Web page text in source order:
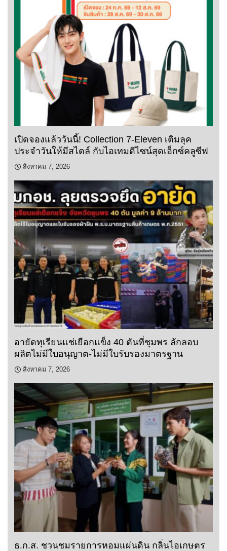
เปิดจองแล้ววันนี้! Collection 7-Eleven เติมลุค
ประจำวันให้มีสไตล์ กับไอเทมดีไซน์สุดเอ็กซ์คลูซีฟ
สิงหาคม 7, 2026
อายัดทุเรียนแช่เยือกแข็ง 40 ตันที่ชุมพร ลักลอบ
ผลิตไม่มีใบอนุญาต-ไม่มีใบรับรองมาตรฐาน
สิงหาคม 7, 2026
ธ.ก.ส. ชวนชมรายการหอมแผ่นดิน กลิ่นไอเกษตร